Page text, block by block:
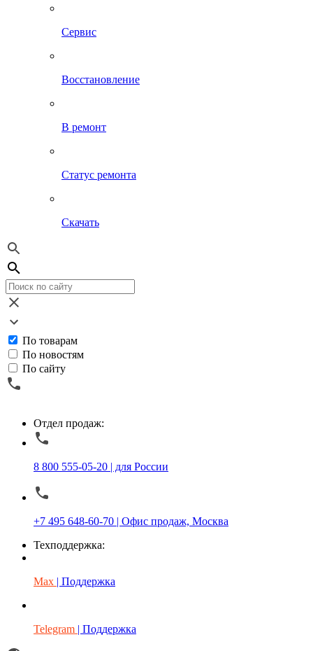
Сервис
Восстановление
В ремонт
Статус ремонта
Скачать
По товарам
По новостям
По сайту
Отдел продаж:
8 800 555-05-20 | для России
+7 495 648-60-70 | Офис продаж, Москва
Техподдержка:
Max | Поддержка
Telegram | Поддержка